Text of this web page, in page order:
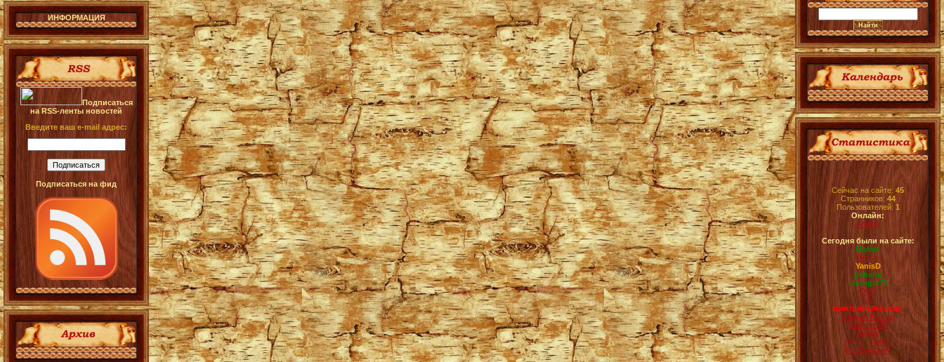
ИНФОРМАЦИЯ
Подписаться
на RSS-ленты новостей
Введите ваш e-mail адрес:
Подписаться на фид
Сейчас на сайте: 45
Странников: 44
Пользователей: 1
Онлайн:
Andlok
Сегодня были на сайте:
Marius
Bussy
YanisD
Johano
stranger71
OBS
ksil
дмитрий18корсар
Серый_Корсар
andrew950
Andlok
rk_dv_melkiy
Ku33neCHIK